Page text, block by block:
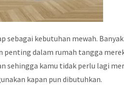
sebagai kebutuhan mewah.
penting dalam rumah tangga
sehingga kamu tidak perlu lagi
kapan pun dibutuhkan.